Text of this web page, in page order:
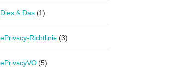
Dies & Das(1)
ePrivacy-Richtlinie(3)
ePrivacyVO(5)